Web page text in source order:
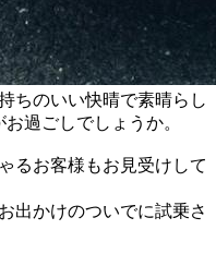
ちのいい快晴で素晴らし
過ごしでしょうか。
るお客様もお見受けして
出かけのついでに試乗さ